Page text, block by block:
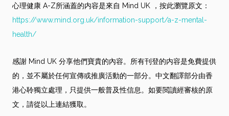
心理健康 A-Z所涵蓋的内容是來自 Mind UK ，按此瀏覽原文：
https://www.mind.org.uk/information-support/a-z-mental-
health/
感謝 Mind UK 分享他們寶貴的內容。所有刊登的内容是免費提供
的，並不屬於任何宣傳或推廣活動的一部分。中文翻譯部分由香
港心聆獨立處理，只提供一般普及性信息。如要閲讀經審核的原
文，請從以上連結獲取。